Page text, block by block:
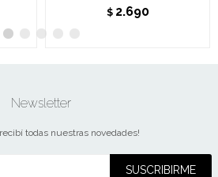
$ 2.690
Newsletter
todas nuestras novedades!
SUSCRIBIRME